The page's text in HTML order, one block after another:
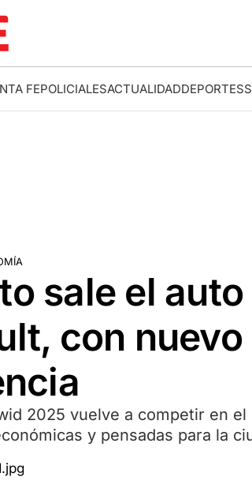
FEPOLICIALESACTUALIDADDEPORTES
sale el
con
2025 vuelve a competir en
y pensadas para la